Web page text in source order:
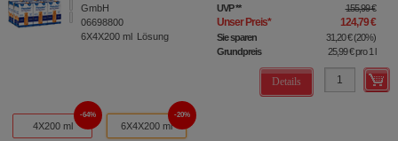
GmbH
06698800
6X4X200 ml Lösung
UVP** 155,99 €
Unser Preis* 124,79 €
Sie sparen 31,20 €(20%)
Grundpreis
25,99 €pro 1 l
Details
4X200 ml
64%
6X4X200 ml
20%